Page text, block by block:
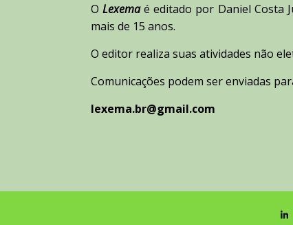
OLexemaé editado por Daniel Costa
mais de 15 anos.
O editor realiza suas atividades não
Comunicações podem ser enviadas
lexema.br@gmail.com